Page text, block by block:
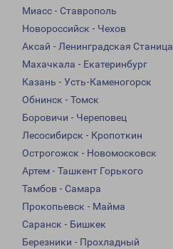
Миасс - Ставрополь
Новороссийск - Чехов
Аксай - Ленинградская Станица
Махачкала - Екатеринбург
Казань - Усть-Каменогорск
Обнинск - Томск
Боровичи - Череповец
Лесосибирск - Кропоткин
Острогожск - Новомосковск
Артем - Ташкент Горького
Тамбов - Самара
Прокопьевск - Майма
Саранск - Бишкек
Березники - Прохладный